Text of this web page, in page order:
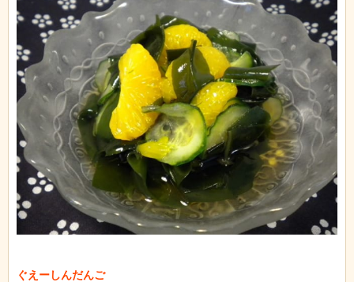
ぐえーしんだんご